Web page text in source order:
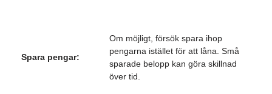
Spara pengar:
Om möjligt, försök spara ihop
pengarna istället för att låna. Små
sparade belopp kan göra skillnad
över tid.